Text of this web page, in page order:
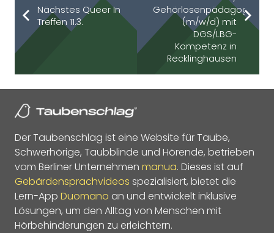
Nächstes Queer In
Treffen 11.3.
Gehörlosenpädagoge
(m/w/d) mit
DGS/LBG-
Kompetenz in
Recklinghausen
Der Taubenschlag ist eine Website für Taube,
Schwerhörige, Taubblinde und Hörende, betrieben
vom Berliner Unternehmen manua. Dieses ist auf
Gebärdensprachvideos spezialisiert, bietet die
Lern-App Duomano an und entwickelt inklusive
Lösungen, um den Alltag von Menschen mit
Hörbehinderungen zu erleichtern.